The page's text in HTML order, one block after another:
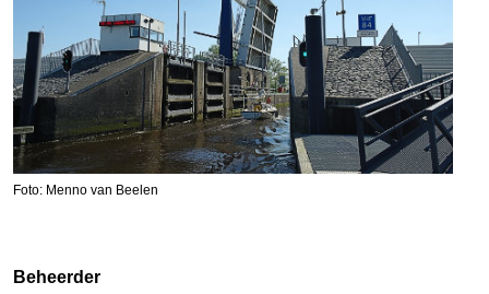
Foto: Menno van Beelen
Beheerder